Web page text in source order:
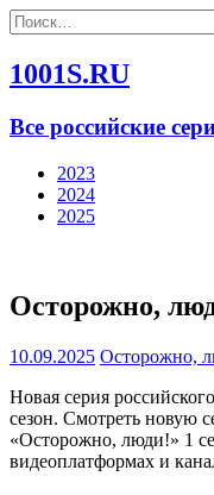
Найти:
1001S.RU
Все российские
2023
2024
2025
Осторожно,
10.09.2025 Осторожно,
Новая серия
сезон. Смотреть новую
«Осторожно, люди!» 1
видеоплатформах и